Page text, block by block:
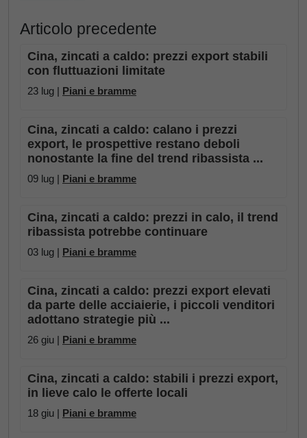
Articolo precedente
Cina, zincati a caldo: prezzi export stabili
con fluttuazioni limitate
23 lug | Piani e bramme
Cina, zincati a caldo: calano i prezzi
export, le prospettive restano deboli
nonostante la fine del trend ribassista ...
09 lug | Piani e bramme
Cina, zincati a caldo: prezzi in calo, il trend
ribassista potrebbe continuare
03 lug | Piani e bramme
Cina, zincati a caldo: prezzi export elevati
da parte delle acciaierie, i piccoli venditori
adottano strategie più ...
26 giu | Piani e bramme
Cina, zincati a caldo: stabili i prezzi export,
in lieve calo le offerte locali
18 giu | Piani e bramme